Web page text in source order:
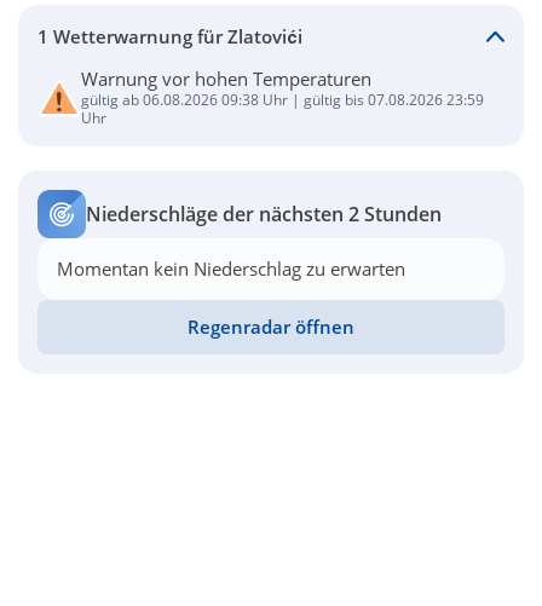
1 Wetterwarnung für Zlatovići
Warnung vor hohen Temperaturen
gültig ab 06.08.2026 09:38 Uhr | gültig bis 07.08.2026 23:59
Uhr
Niederschläge der nächsten 2 Stunden
Momentan kein Niederschlag zu erwarten
Regenradar öffnen